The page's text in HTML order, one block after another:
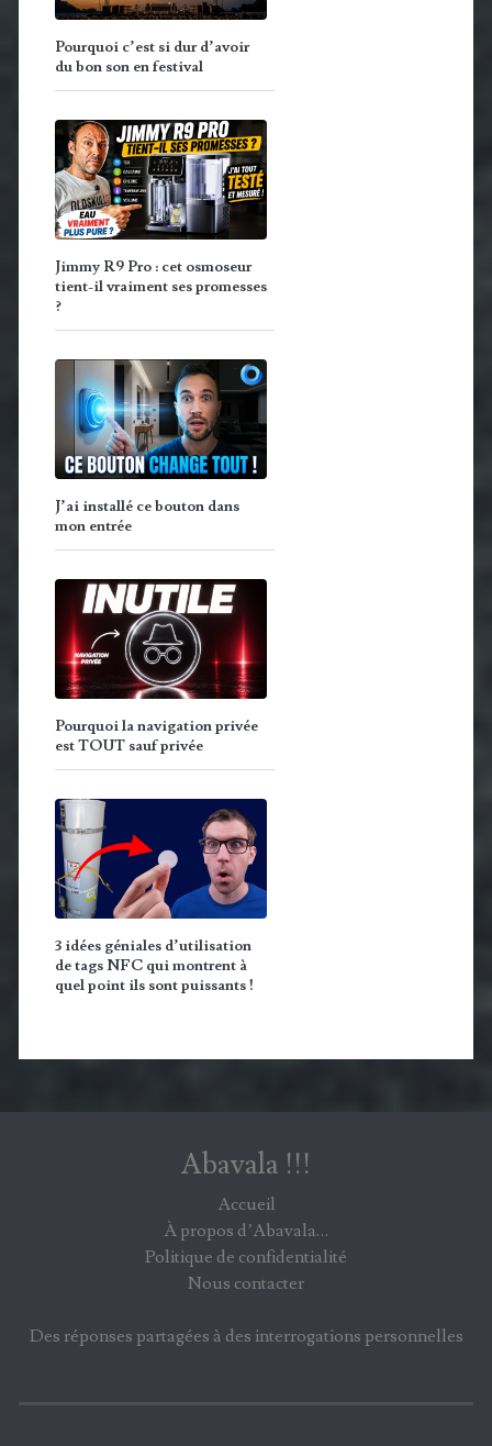
Pourquoi c’est si dur d’avoir
du bon son en festival
Jimmy R9 Pro : cet osmoseur
tient-il vraiment ses promesses
?
J’ai installé ce bouton dans
mon entrée
Pourquoi la navigation privée
est TOUT sauf privée
3 idées géniales d’utilisation
de tags NFC qui montrent à
quel point ils sont puissants !
Abavala !!!
Accueil
À propos d’Abavala…
Politique de confidentialité
Nous contacter
Des réponses partagées à des interrogations personnelles